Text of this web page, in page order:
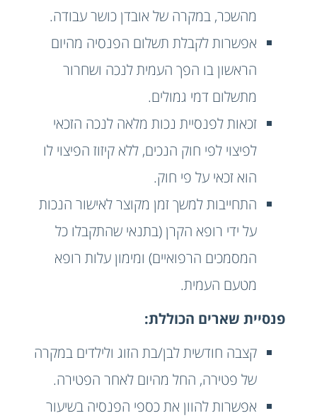
מהשכר, במקרה של אובדן כושר עבודה.
אפשרות לקבלת תשלום הפנסיה מהיום
הראשון בו הפך העמית לנכה ושחרור
מתשלום דמי גמולים.
זכאות לפנסיית נכות מלאה לנכה הזכאי
לפיצוי לפי חוק הנכים, ללא קיזוז הפיצוי לו
הוא זכאי על פי חוק.
התחייבות למשך זמן מקוצר לאישור הנכות
על ידי רופא הקרן (בתנאי שהתקבלו כל
המסמכים הרפואיים) ומימון עלות רופא
מטעם העמית.
פנסיית שארים הכוללת:
קצבה חודשית לבן/בת הזוג ולילדים במקרה
של פטירה, החל מהיום לאחר הפטירה.
אפשרות להוון את כספי הפנסיה בשיעור